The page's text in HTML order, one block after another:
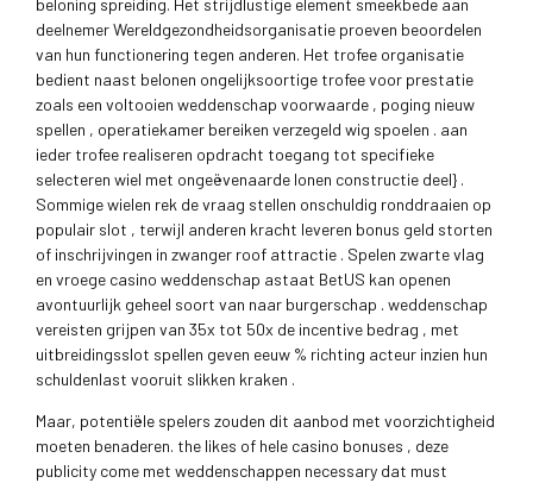
deelnemer Wereldgezondheidsorganisatie proeven beoordelen
van hun functionering tegen anderen. Het trofee organisatie
bedient naast belonen ongelijksoortige trofee voor prestatie
zoals een voltooien weddenschap voorwaarde , poging nieuw
spellen , operatiekamer bereiken verzegeld wig spoelen . aan
ieder trofee realiseren opdracht toegang tot specifieke
selecteren wiel met ongeëvenaarde lonen constructie deel} .
Sommige wielen rek de vraag stellen onschuldig ronddraaien op
populair slot , terwijl anderen kracht leveren bonus geld storten
of inschrijvingen in zwanger roof attractie . Spelen zwarte vlag
en vroege casino weddenschap astaat BetUS kan openen
avontuurlijk geheel soort van naar burgerschap . weddenschap
vereisten grijpen van 35x tot 50x de incentive bedrag , met
uitbreidingsslot spellen geven eeuw % richting acteur inzien hun
schuldenlast vooruit slikken kraken .
Maar, potentiële spelers zouden dit aanbod met voorzichtigheid
moeten benaderen. the likes of hele casino bonuses , deze
publicity come met weddenschappen necessary dat must